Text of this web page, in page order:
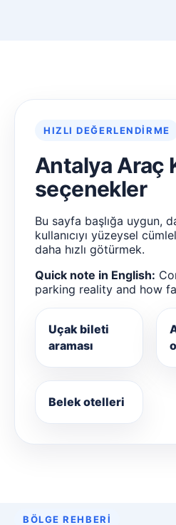
HIZLI DEĞERLENDIRME
Antalya Araç
seçenekler
Bu sayfa başlığa uygun,
kullanıcıyı yüzeysel
daha hızlı götürmek.
Quick note in English:
parking reality and how
Uçak bileti
araması
Belek otelleri
BÖLGE REHBERI